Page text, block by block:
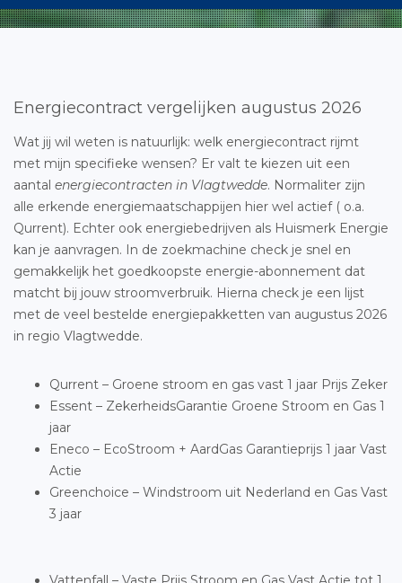
Energiecontract vergelijken augustus 2026
Wat jij wil weten is natuurlijk: welk energiecontract rijmt
met mijn specifieke wensen? Er valt te kiezen uit een
aantal energiecontracten in Vlagtwedde. Normaliter zijn
alle erkende energiemaatschappijen hier wel actief ( o.a.
Qurrent). Echter ook energiebedrijven als Huismerk Energie
kan je aanvragen. In de zoekmachine check je snel en
gemakkelijk het goedkoopste energie-abonnement dat
matcht bij jouw stroomverbruik. Hierna check je een lijst
met de veel bestelde energiepakketten van augustus 2026
in regio Vlagtwedde.
Qurrent – Groene stroom en gas vast 1 jaar Prijs Zeker
Essent – ZekerheidsGarantie Groene Stroom en Gas 1
jaar
Eneco – EcoStroom + AardGas Garantieprijs 1 jaar Vast
Actie
Greenchoice – Windstroom uit Nederland en Gas Vast
3 jaar